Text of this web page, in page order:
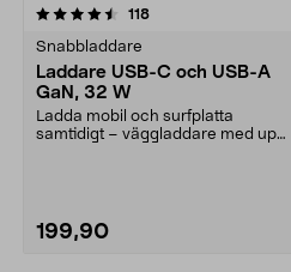
118recensioner
Snabbladdare
Laddare USB-C och USB-A
GaN, 32 W
Ladda mobil och surfplatta
samtidigt – väggladdare med upp
199,90
4.5 av 5 stjärnor